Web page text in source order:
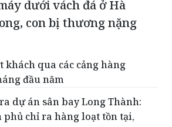
dưới vách đá ở Hà
con bị thương nặng
khách qua các cảng hàng
đầu năm
dự án sân bay Long Thành:
chỉ ra hàng loạt tồn tại,